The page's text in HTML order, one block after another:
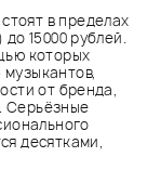
в пределах
до 15000 рублей.
которых
от бренда,
Серьёзные
десятками,